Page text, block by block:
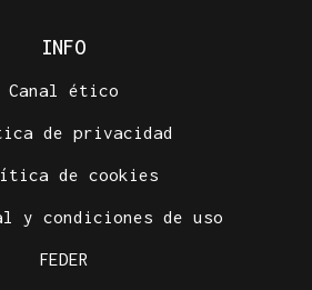
INFO
Canal ético
de privacidad
de cookies
y condiciones de uso
FEDER